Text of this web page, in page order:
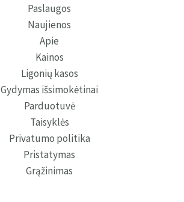
Paslaugos
Naujienos
Apie
Kainos
Ligonių kasos
Gydymas išsimokėtinai
Parduotuvė
Taisyklės
Privatumo politika
Pristatymas
Grąžinimas